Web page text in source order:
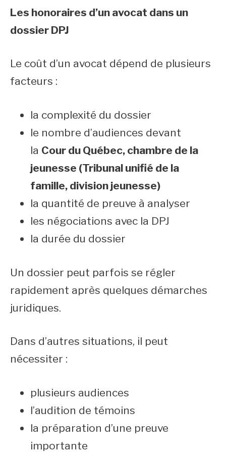
Les honoraires d’un avocat dans un
dossier DPJ
Le coût d’un avocat dépend de plusieurs
facteurs :
la complexité du dossier
le nombre d’audiences devant
la Cour du Québec, chambre de la
jeunesse (Tribunal unifié de la
famille, division jeunesse)
la quantité de preuve à analyser
les négociations avec la DPJ
la durée du dossier
Un dossier peut parfois se régler
rapidement après quelques démarches
juridiques.
Dans d’autres situations, il peut
nécessiter :
plusieurs audiences
l’audition de témoins
la préparation d’une preuve
importante